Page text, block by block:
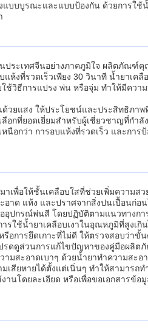
แบบบูรณะและแบบป้องกัน ด้วยการใ
ประเทศจีนอย่างภาคภูมิใจ ผลิตภัณ
ห้งที่รวดเร็วเพียง 30 วินาที น้ำยาเ
ใช้วิธีการแปรง พ่น หรือจุ่ม ทำให้มีค
ด้วยแสง ให้ประโยชน์และประสิทธิ
อกที่ยอดเยี่ยมสำหรับผู้เชี่ยวชาญที่ก
หนือกว่า การอบแห้งที่รวดเร็ว และก
าเพื่อให้ชั้นเคลือบใสที่ช่วยเพิ่มควา
าด แห้ง และปราศจากสิ่งปนเปื้อนก่อ
อุปกรณ์พ่นสี โดยปฏิบัติตามแนวทาง
ใช้น้ำยาเคลือบเงาในอุณหภูมิที่สูงเกิ
การยึดเกาะที่ไม่ดี ให้ตรวจสอบว่าขั้
รดดูส่วนการแก้ไขปัญหาของคู่มือผลิต
ามสะอาดเบาๆ ด้วยน้ำยาทำความสะ
เสียหายได้ตั้งแต่เนิ่นๆ ทำให้สามารถ
านโดยละเอียด หรือเพื่อขอเอกสาร